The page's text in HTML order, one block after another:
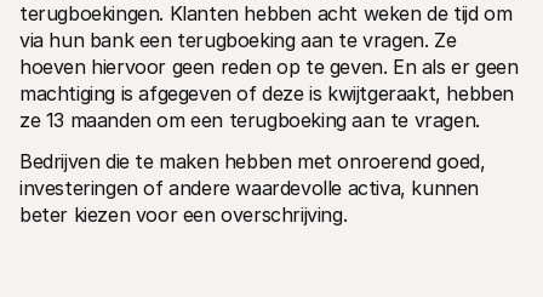
terugboekingen. Klanten hebben acht weken de tijd om
via hun bank een terugboeking aan te vragen. Ze
hoeven hiervoor geen reden op te geven. En als er geen
machtiging is afgegeven of deze is kwijtgeraakt, hebben
ze 13 maanden om een terugboeking aan te vragen.
Bedrijven die te maken hebben met onroerend goed,
investeringen of andere waardevolle activa, kunnen
beter kiezen voor een overschrijving.